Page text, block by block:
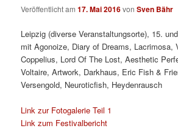
Veröffentlicht am17. Mai 2016vonSven Bähr
Leipzig (diverse Veranstaltungsorte), 15.
mitAgonoize, Diary of Dreams, Lacrimosa,
Coppelius, Lord Of The Lost, Aesthetic
Voltaire, Artwork, Darkhaus, Eric Fish &
Versengold, Neuroticfish, Heydenrausch
Link zur Fotogalerie Teil 1
Link zum Festivalbericht